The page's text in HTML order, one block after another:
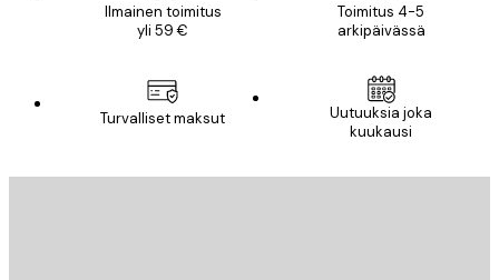
Ilmainen toimitus
yli 59 €
Toimitus 4-5
arkipäivässä
Turvalliset maksut
Uutuuksia joka
kuukausi